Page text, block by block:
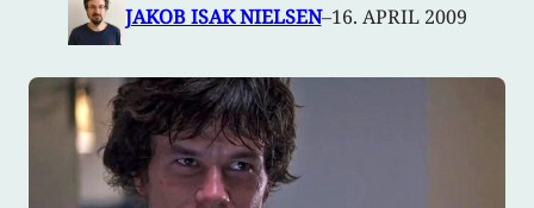
JAKOB ISAK NIELSEN–16. APRIL 2009